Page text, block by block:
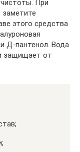
При
этого средства
Д-пантенол. Вода
защищает от